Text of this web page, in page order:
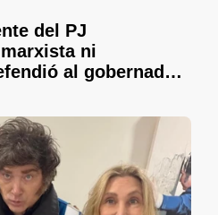
del PJ
ni
al gobernador